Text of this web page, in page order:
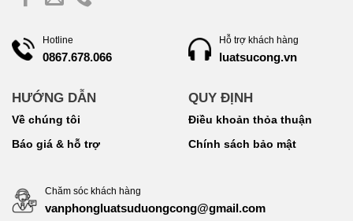
Hotline
0867.678.066
HƯỚNG DẪN
Về chúng tôi
Báo giá & hỗ trợ
Hỗ trợ khách hàng
luatsucong.vn
QUY ĐỊNH
Điều khoản thỏa thuận
Chính sách bảo mật
Chăm sóc khách hàng
vanphongluatsuduongcong@gmail.com